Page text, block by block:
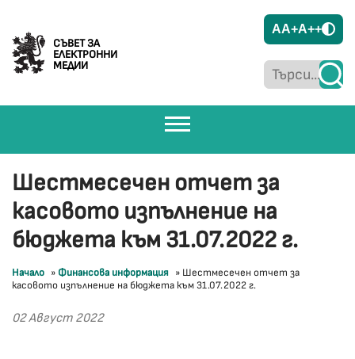
СЪВЕТ ЗА
ЕЛЕКТРОННИ
МЕДИИ
AA+A++
Шестмесечен отчет за
касовото изпълнение на
бюджета към 31.07.2022 г.
Начало » Финансова информация » Шестмесечен отчет за
касовото изпълнение на бюджета към 31.07.2022 г.
02 Август 2022